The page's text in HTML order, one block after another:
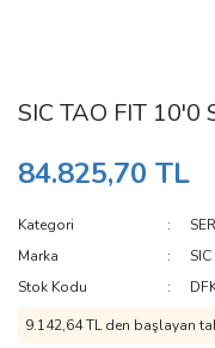
SIC TAO FIT 10'0
84.825,70 TL
Kategori
Marka
SIC
Stok Kodu
9.142,64 TL den başlayan